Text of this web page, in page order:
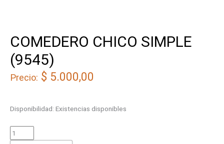
COMEDERO CHICO SIMPLE
(9545)
Precio: $ 5.000,00
Disponibilidad: Existencias disponibles